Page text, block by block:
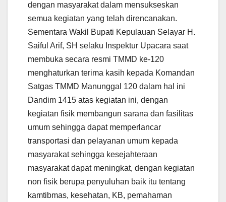
dengan masyarakat dalam mensukseskan
semua kegiatan yang telah direncanakan.
Sementara Wakil Bupati Kepulauan Selayar H.
Saiful Arif, SH selaku Inspektur Upacara saat
membuka secara resmi TMMD ke-120
menghaturkan terima kasih kepada Komandan
Satgas TMMD Manunggal 120 dalam hal ini
Dandim 1415 atas kegiatan ini, dengan
kegiatan fisik membangun sarana dan fasilitas
umum sehingga dapat memperlancar
transportasi dan pelayanan umum kepada
masyarakat sehingga kesejahteraan
masyarakat dapat meningkat, dengan kegiatan
non fisik berupa penyuluhan baik itu tentang
kamtibmas, kesehatan, KB, pemahaman